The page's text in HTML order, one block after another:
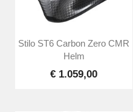
Stilo ST6 Carbon Zero CMR
Helm
€ 1.059,00